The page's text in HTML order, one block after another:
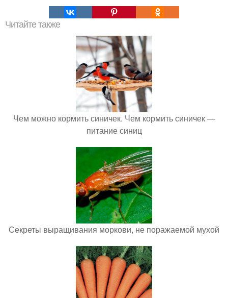
Читайте также
Чем можно кормить синичек. Чем кормить синичек —
питание синиц
Секреты выращивания моркови, не поражаемой мухой